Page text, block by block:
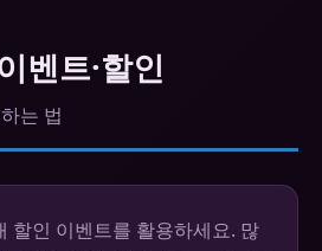
벤트·할인
는 법
할인 이벤트를 활용하세요. 많